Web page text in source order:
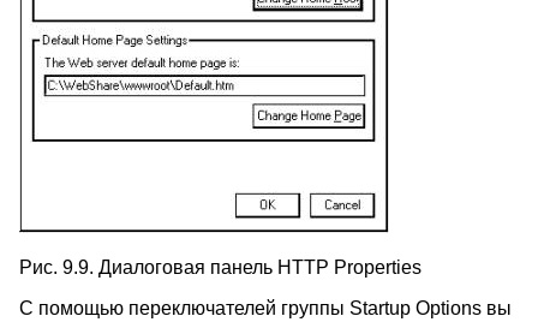
Рис. 9.9. Диалоговая панель HTTP Properties
С помощью переключателей группы Startup Options вы